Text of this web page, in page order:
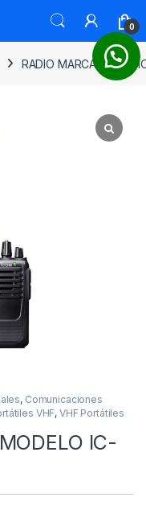
0
RADIO MARCA ICOM
, Comunicaciones
VHF, VHF Portátiles
IC-